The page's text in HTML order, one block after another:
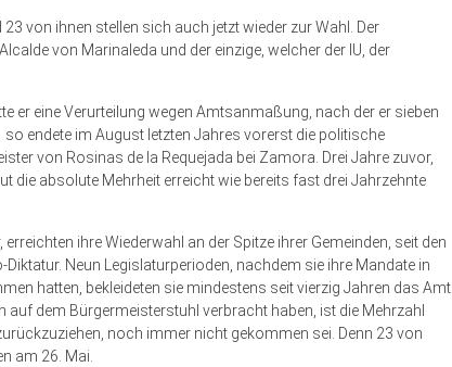
von ihnen stellen sich auch jetzt wieder zur Wahl. Der
von Marinaleda und der einzige, welcher der IU, der
er eine Verurteilung wegen Amtsanmaßung, nach der er sieben
so endete im August letzten Jahres vorerst die politische
von Rosinas de la Requejada bei Zamora. Drei Jahre zuvor,
die absolute Mehrheit erreicht wie bereits fast drei Jahrzehnte
ihre Wiederwahl an der Spitze ihrer Gemeinden, seit den
Neun Legislaturperioden, nachdem sie ihre Mandate in
hatten, bekleideten sie mindestens seit vierzig Jahren das Amt
auf dem Bürgermeisterstuhl verbracht haben, ist die Mehrzahl
noch immer nicht gekommen sei. Denn 23 von
am 26. Mai.